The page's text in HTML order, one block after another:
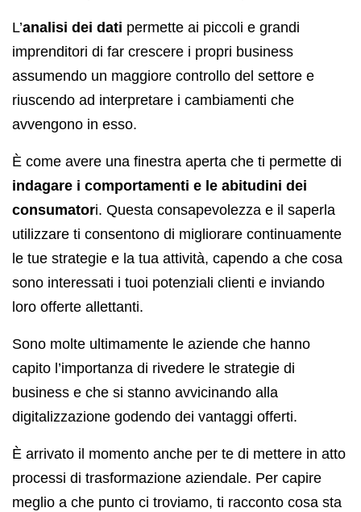
L’analisi dei dati permette ai piccoli e grandi
imprenditori di far crescere i propri business
assumendo un maggiore controllo del settore e
riuscendo ad interpretare i cambiamenti che
avvengono in esso.
È come avere una finestra aperta che ti permette di
indagare i comportamenti e le abitudini dei
consumatori. Questa consapevolezza e il saperla
utilizzare ti consentono di migliorare continuamente
le tue strategie e la tua attività, capendo a che cosa
sono interessati i tuoi potenziali clienti e inviando
loro offerte allettanti.
Sono molte ultimamente le aziende che hanno
capito l’importanza di rivedere le strategie di
business e che si stanno avvicinando alla
digitalizzazione godendo dei vantaggi offerti.
È arrivato il momento anche per te di mettere in atto
processi di trasformazione aziendale. Per capire
meglio a che punto ci troviamo, ti racconto cosa sta